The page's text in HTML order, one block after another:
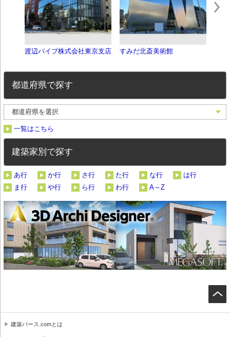
渡辺パイプ株式会社東京支店 すみだ北斎美術館
都道府県で探す
一覧はこちら
建築家別で探す
あ行 か行 さ行 た行 な行
は行
ま行
や行 ら行 わ行 A～Z
建築パース.comとは